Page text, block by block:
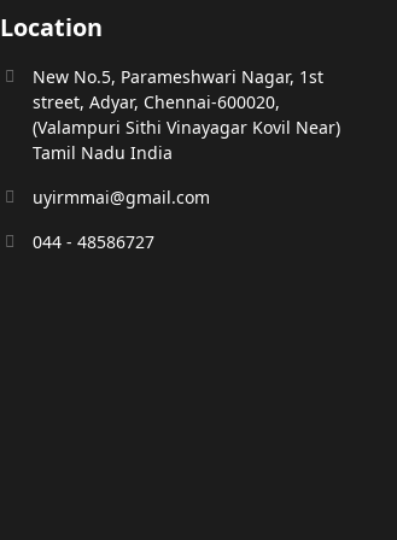
Location
New No.5, Parameshwari Nagar, 1st
street, Adyar, Chennai-600020,
(Valampuri Sithi Vinayagar Kovil Near)
Tamil Nadu India
uyirmmai@gmail.com
044 - 48586727